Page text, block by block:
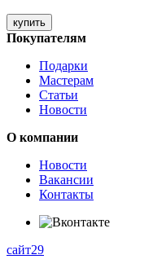
купить
Покупателям
Подарки
Мастерам
Статьи
Новости
О компании
Новости
Вакансии
Контакты
сайт29